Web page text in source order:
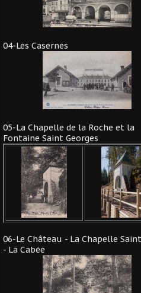
04-Les Casernes
05-La Chapelle de la Roche et la
Fontaine Saint Georges
06-Le Château - La Chapelle
- La Cabée